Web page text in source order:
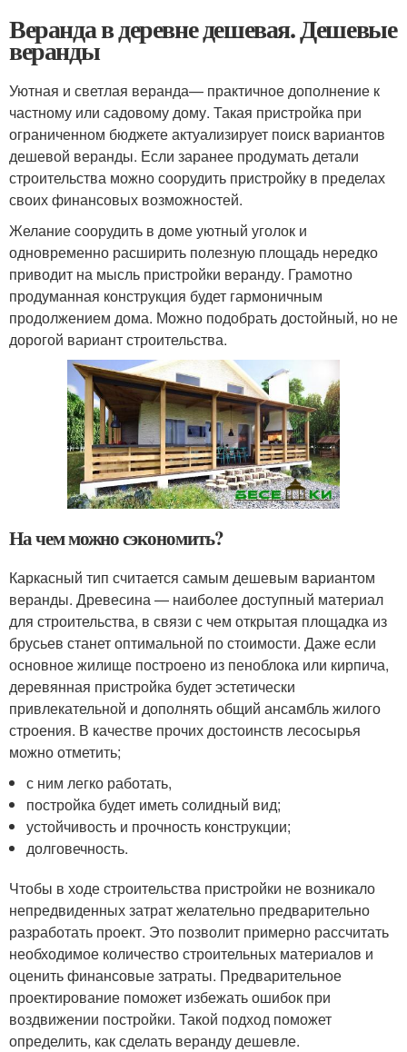
Веранда в деревне дешевая. Дешевые
веранды
Уютная и светлая веранда— практичное дополнение к
частному или садовому дому. Такая пристройка при
ограниченном бюджете актуализирует поиск вариантов
дешевой веранды. Если заранее продумать детали
строительства можно соорудить пристройку в пределах
своих финансовых возможностей.
Желание соорудить в доме уютный уголок и
одновременно расширить полезную площадь нередко
приводит на мысль пристройки веранду. Грамотно
продуманная конструкция будет гармоничным
продолжением дома. Можно подобрать достойный, но не
дорогой вариант строительства.
На чем можно сэкономить?
Каркасный тип считается самым дешевым вариантом
веранды. Древесина — наиболее доступный материал
для строительства, в связи с чем открытая площадка из
брусьев станет оптимальной по стоимости. Даже если
основное жилище построено из пеноблока или кирпича,
деревянная пристройка будет эстетически
привлекательной и дополнять общий ансамбль жилого
строения. В качестве прочих достоинств лесосырья
можно отметить;
с ним легко работать,
постройка будет иметь солидный вид;
устойчивость и прочность конструкции;
долговечность.
Чтобы в ходе строительства пристройки не возникало
непредвиденных затрат желательно предварительно
разработать проект. Это позволит примерно рассчитать
необходимое количество строительных материалов и
оценить финансовые затраты. Предварительное
проектирование поможет избежать ошибок при
воздвижении постройки. Такой подход поможет
определить, как сделать веранду дешевле.